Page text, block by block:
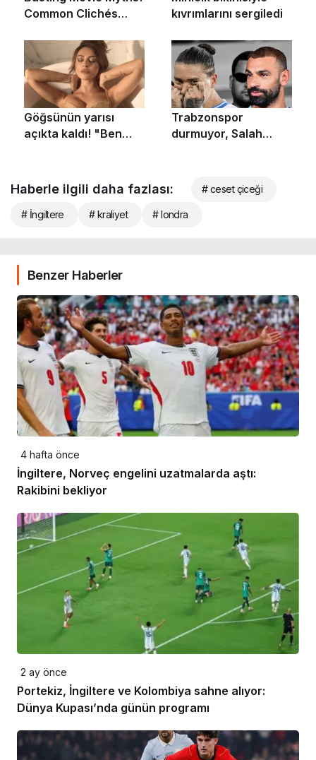
Haberle ilgili daha fazlası: # ceset çiceği
# İngiltere # kraliyet # londra
Benzer Haberler
4 hafta önce
İngiltere, Norveç engelini uzatmalarda aştı:
Rakibini bekliyor
2 ay önce
Portekiz, İngiltere ve Kolombiya sahne alıyor:
Dünya Kupası’nda günün programı